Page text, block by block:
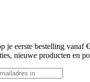
je eerste bestelling vanaf
nieuwe producten en